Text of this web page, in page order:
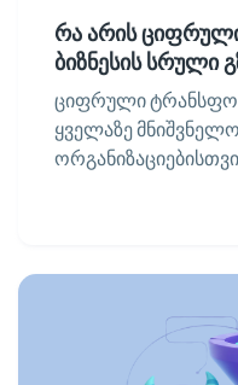
რა არის
ბიზნესის სრული
ციფრული
ყველაზე